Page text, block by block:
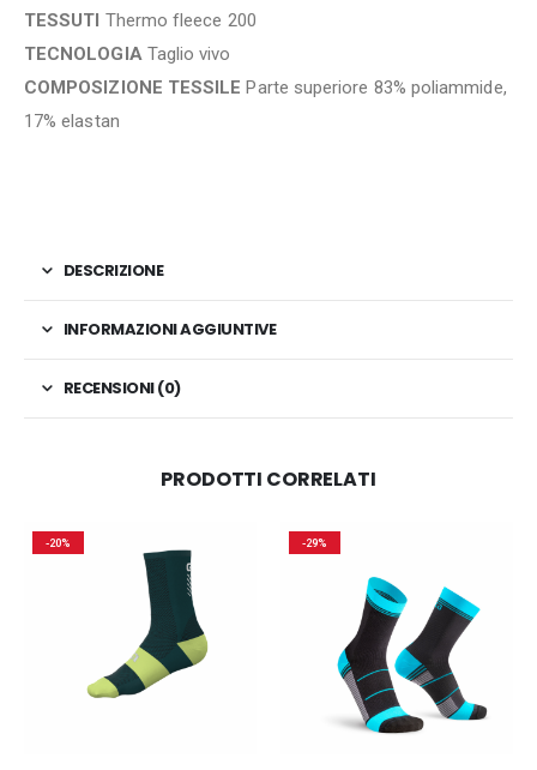
TESSUTI Thermo fleece 200
TECNOLOGIA Taglio vivo
COMPOSIZIONE TESSILE Parte superiore 83% poliammide,
17% elastan
DESCRIZIONE
INFORMAZIONI AGGIUNTIVE
RECENSIONI (0)
PRODOTTI CORRELATI
-20% -29%